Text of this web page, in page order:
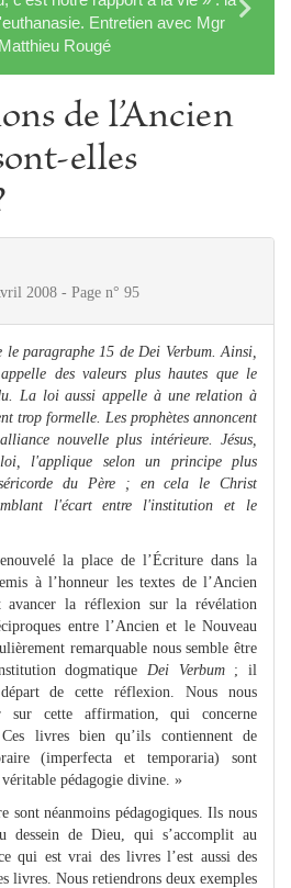
Entretien avec Mgr
Matthieu Rougé
de l’Ancien
elles
2008 - Page n° 95
le paragraphe 15 de Dei Verbum. Ainsi,
des valeurs plus hautes que le
La loi aussi appelle à une relation à
trop formelle. Les prophètes annoncent
nouvelle plus intérieure. Jésus,
l'applique selon un principe plus
du Père ; en cela le Christ
l'écart entre l'institution et le
la place de l’Écriture dans la
à l’honneur les textes de l’Ancien
la réflexion sur la révélation
entre l’Ancien et le Nouveau
remarquable nous semble être
dogmatique Dei Verbum; il
de cette réflexion. Nous nous
sur cette affirmation, qui concerne
livres bien qu’ils contiennent de
(imperfecta et temporaria) sont
pédagogie divine. »
sont néanmoins pédagogiques. Ils nous
dessein de Dieu, qui s’accomplit au
qui est vrai des livres l’est aussi des
livres. Nous retiendrons deux exemples